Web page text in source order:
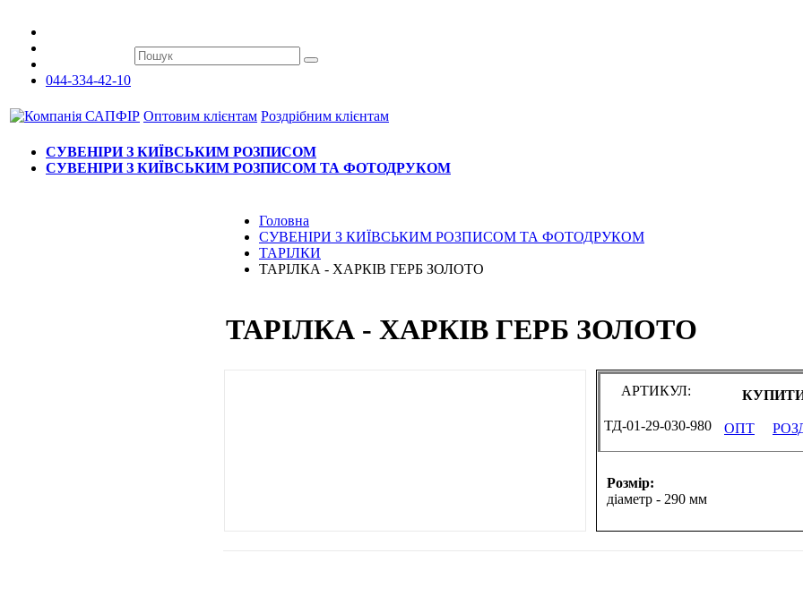
044-334-42-10
Оптовим клієнтам Роздрібним клієнтам
СУВЕНІРИ З КИЇВСЬКИМ РОЗПИСОМ
СУВЕНІРИ З КИЇВСЬКИМ РОЗПИСОМ ТА ФОТОДРУКОМ
Головна
СУВЕНІРИ З КИЇВСЬКИМ РОЗПИСОМ ТА ФОТОДРУКОМ
ТАРІЛКИ
ТАРІЛКА - ХАРКІВ ГЕРБ ЗОЛОТО
ТАРІЛКА - ХАРКІВ ГЕРБ ЗОЛОТО
АРТИКУЛ:
ТД-01-29-030-980 ОПТ
Розмір:
діаметр - 290 мм